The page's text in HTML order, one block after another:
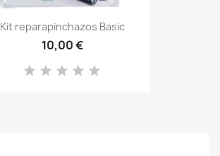
Kit reparapinchazos Basic
10,00 €